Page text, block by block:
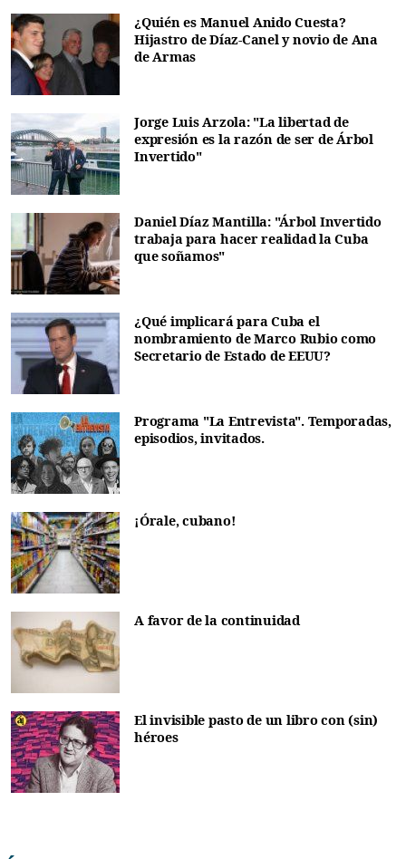
¿Quién es Manuel Anido Cuesta?
Hijastro de Díaz-Canel y novio de Ana
de Armas
Jorge Luis Arzola: "La libertad de
expresión es la razón de ser de Árbol
Invertido"
Daniel Díaz Mantilla: "Árbol Invertido
trabaja para hacer realidad la Cuba
que soñamos"
¿Qué implicará para Cuba el
nombramiento de Marco Rubio como
Secretario de Estado de EEUU?
Programa "La Entrevista". Temporadas,
episodios, invitados.
¡Órale, cubano!
A favor de la continuidad
El invisible pasto de un libro con (sin)
héroes